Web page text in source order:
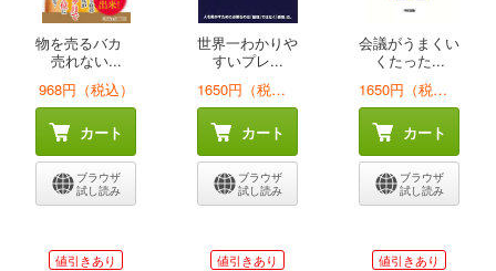
物を売るバカ
売れない...
968円（税込）
カート
ブラウザ
試し読み
世界一わかりや
すいプレ...
1650円（税込）
カート
ブラウザ
試し読み
会議がうまくい
くたった...
1650円（税込）
カート
ブラウザ
試し読み
値引きあり 値引きあり 値引きあり